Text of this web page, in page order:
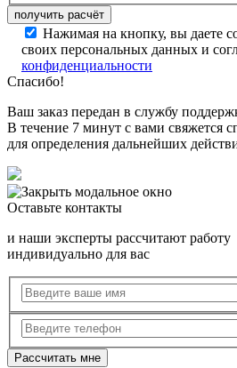
Нажимая на кнопку, вы даете
своих персональных данных и
конфиденциальности
Спасибо!
Ваш заказ передан в службу
В течение 7 минут с вами свяжется
для определения дальнейших
Оставьте контакты
и наши эксперты рассчитают работу
индивидуально для вас